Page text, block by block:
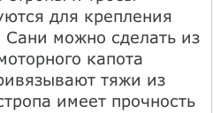
для крепления
Сани можно сделать из
капота
тяжи из
имеет прочность